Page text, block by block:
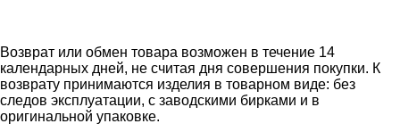
Возврат или обмен товара возможен в течение 14
календарных дней, не считая дня совершения покупки. К
возврату принимаются изделия в товарном виде: без
следов эксплуатации, с заводскими бирками и в
оригинальной упаковке.